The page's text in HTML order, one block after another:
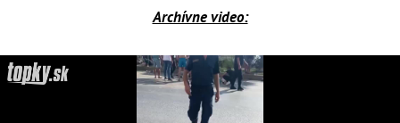
Archívne video: